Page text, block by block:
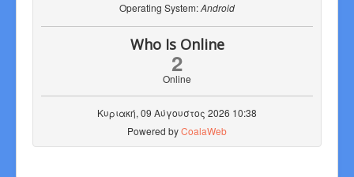
Operating System:Android
Who Is Online
2
Online
Κυριακή, 09 Αύγουστος 2026 10:38
Powered byCoalaWeb